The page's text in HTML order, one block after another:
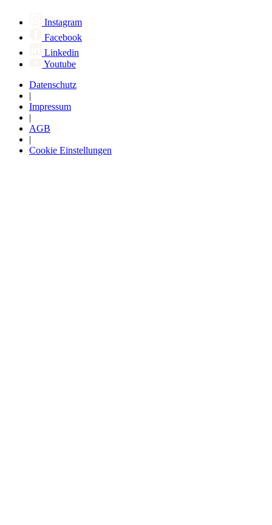
Instagram
Facebook
Linkedin
Youtube
Datenschutz
|
Impressum
|
AGB
|
Cookie Einstellungen